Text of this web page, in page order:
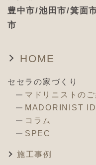
豊中市/池田市/箕面
市
HOME
セセラの家づくり
マドリニストの
MADORINIST
コラム
SPEC
施工事例